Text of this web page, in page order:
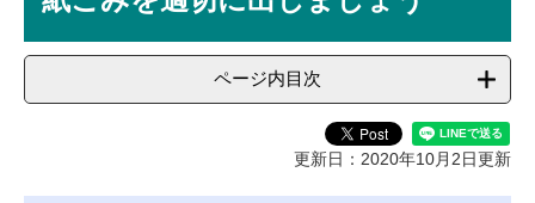
ページ内目次
更新日：2020年10月2日更新